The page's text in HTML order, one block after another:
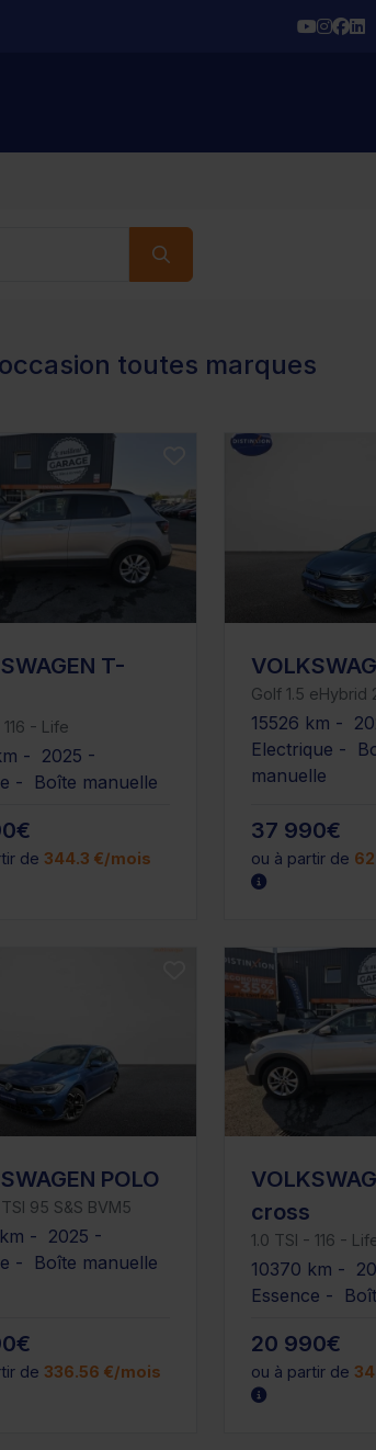
toutes marques
T-
- Life
- 2025 -
- Boîte manuelle
de 344.3 €/mois
Golf 1.5 eHybrid
15526 km -
Electrique -
manuelle
37 990€
ou à partir de
POLO
95 S&S BVM5
- 2025 -
- Boîte manuelle
de 336.56 €/mois
cross
1.0 TSI - 116 -
10370 km -
Essence -
20 990€
ou à partir de